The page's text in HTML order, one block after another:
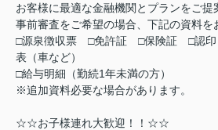
お客様に最適な金融機関とプランをご提
事前審査をご希望の場合、下記の資料を
□源泉徴収票 □免許証 □保険証 □認印
表（車など）
□給与明細（勤続1年未満の方）
※追加資料必要な場合があります。
☆☆お子様連れ大歓迎！！☆☆